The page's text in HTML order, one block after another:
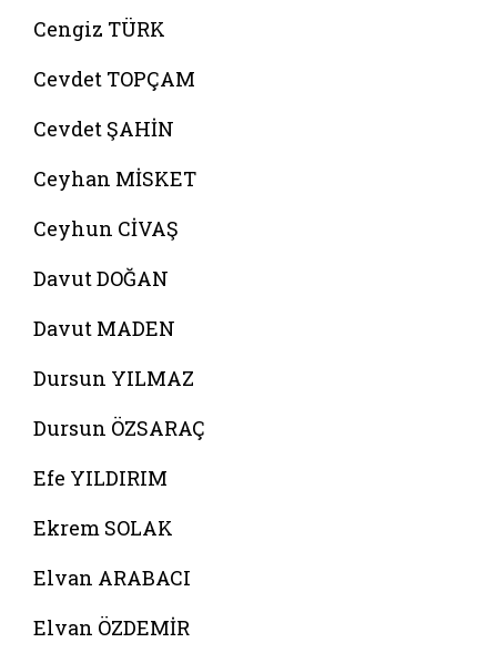
Cengiz TÜRK
Cevdet TOPÇAM
Cevdet ŞAHİN
Ceyhan MİSKET
Ceyhun CİVAŞ
Davut DOĞAN
Davut MADEN
Dursun YILMAZ
Dursun ÖZSARAÇ
Efe YILDIRIM
Ekrem SOLAK
Elvan ARABACI
Elvan ÖZDEMİR